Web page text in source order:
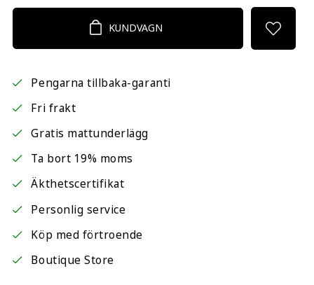
KUNDVAGN
Pengarna tillbaka-garanti
Fri frakt
Gratis mattunderlägg
Ta bort 19% moms
Äkthetscertifikat
Personlig service
Köp med förtroende
Boutique Store